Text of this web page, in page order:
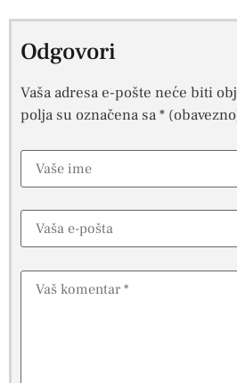
Odgovori
Vaša adresa e-pošte neće biti
polja su označena sa*